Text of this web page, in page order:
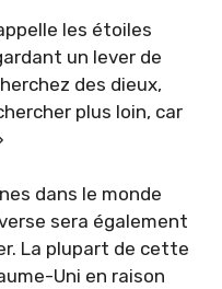
les étoiles
un lever de
des dieux,
plus loin, car
dans le monde
sera également
La plupart de cette
Uni en raison